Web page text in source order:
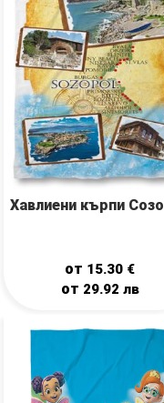
Хавлиени кърпи
от 15.30 €
от 29.92 лв